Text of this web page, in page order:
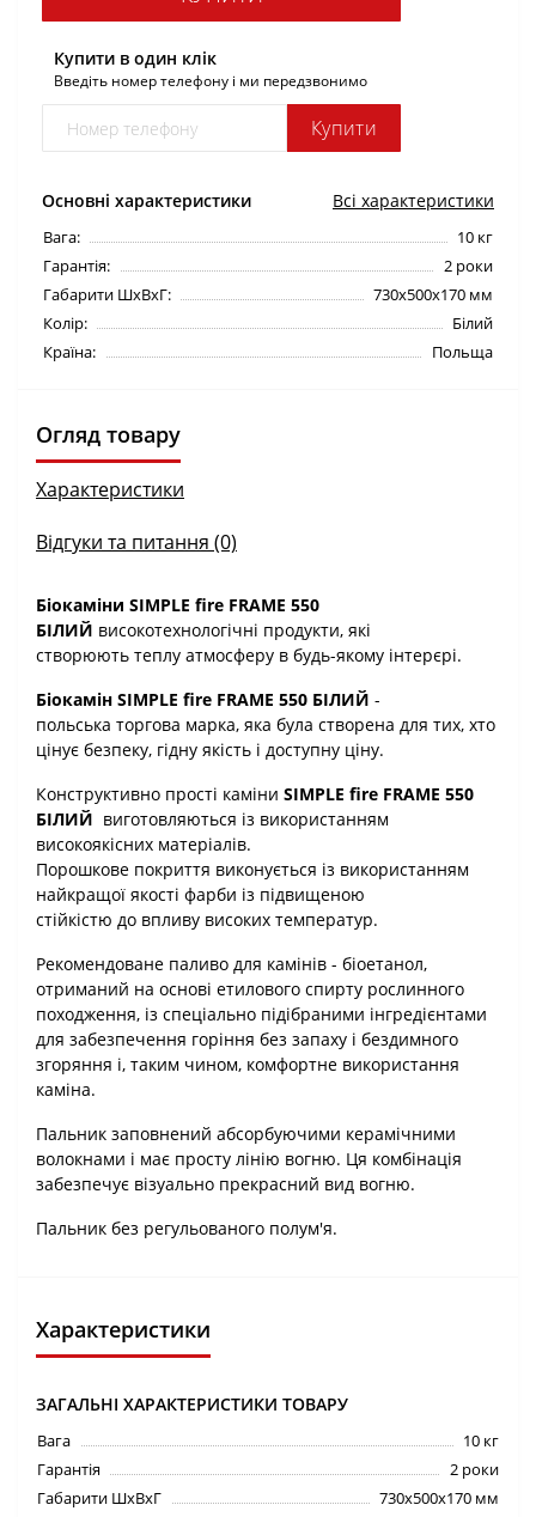
Основні характеристики Всі характеристики
Вага:
10 кг
Гарантія:
2 роки
Габарити ШхВхГ:
730х500х170 мм
Колір:
Білий
Країна:
Польща
Купити в один клік
Введіть номер телефону і ми передзвонимо
Купити
Огляд товару
Характеристики
Відгуки та питання (0)
Біокаміни SIMPLE fire FRAME 550
БІЛИЙ високотехнологічні продукти, які
створюють теплу атмосферу в будь-якому інтерєрі.
Біокамін SIMPLE fire FRAME 550 БІЛИЙ -
польська торгова марка, яка була створена для тих, хто
цінує безпеку, гідну якість і доступну ціну.
Конструктивно прості каміни SIMPLE fire FRAME 550
БІЛИЙ виготовляються із використанням
високоякісних матеріалів.
Порошкове покриття виконується із використанням
найкращої якості фарби із підвищеною
стійкістю до впливу високих температур.
Рекомендоване паливо для камінів - біоетанол,
отриманий на основі етилового спирту рослинного
походження, із спеціально підібраними інгредієнтами
для забезпечення горіння без запаху і бездимного
згоряння і, таким чином, комфортне використання
каміна.
Пальник заповнений абсорбуючими керамічними
волокнами і має просту лінію вогню. Ця комбінація
забезпечує візуально прекрасний вид вогню.
Пальник без регульованого полум'я.
Характеристики
ЗАГАЛЬНІ ХАРАКТЕРИСТИКИ ТОВАРУ
Вага
10 кг
Гарантія
2 роки
Габарити ШхВхГ
730х500х170 мм